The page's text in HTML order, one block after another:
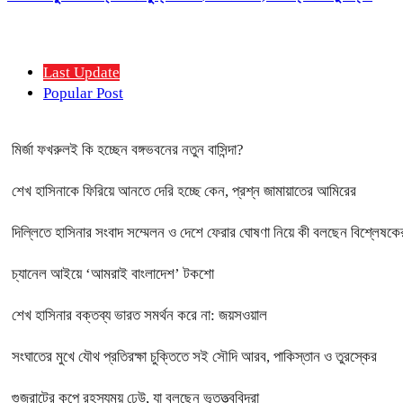
Last Update
Popular Post
মির্জা ফখরুলই কি হচ্ছেন বঙ্গভবনের নতুন বাসিন্দা?
শেখ হাসিনাকে ফিরিয়ে আনতে দেরি হচ্ছে কেন, প্রশ্ন জামায়াতের আমিরের
দিল্লিতে হাসিনার সংবাদ সম্মেলন ও দেশে ফেরার ঘোষণা নিয়ে কী বলছেন
চ্যানেল আইয়ে ‘আমরাই বাংলাদেশ’ টকশো
শেখ হাসিনার বক্তব্য ভারত সমর্থন করে না: জয়সওয়াল
সংঘাতের মুখে যৌথ প্রতিরক্ষা চুক্তিতে সই সৌদি আরব, পাকিস্তান ও তুরস্কের
গুজরাটের কূপে রহস্যময় ঢেউ, যা বলছেন ভূতত্ত্ববিদরা